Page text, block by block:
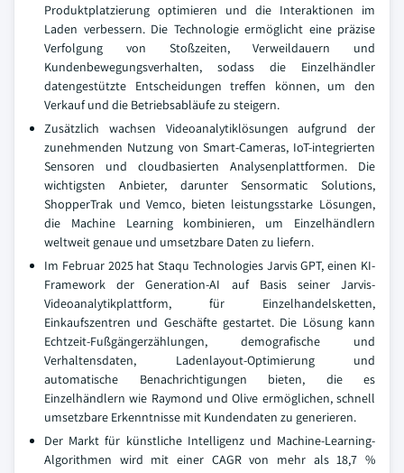
Produktplatzierung optimieren und die Interaktionen im
Laden verbessern. Die Technologie ermöglicht eine präzise
Verfolgung von Stoßzeiten, Verweildauern und
Kundenbewegungsverhalten, sodass die Einzelhändler
datengestützte Entscheidungen treffen können, um den
Verkauf und die Betriebsabläufe zu steigern.
Zusätzlich wachsen Videoanalytiklösungen aufgrund der
zunehmenden Nutzung von Smart-Cameras, IoT-integrierten
Sensoren und cloudbasierten Analysenplattformen. Die
wichtigsten Anbieter, darunter Sensormatic Solutions,
ShopperTrak und Vemco, bieten leistungsstarke Lösungen,
die Machine Learning kombinieren, um Einzelhändlern
weltweit genaue und umsetzbare Daten zu liefern.
Im Februar 2025 hat Staqu Technologies Jarvis GPT, einen KI-
Framework der Generation-AI auf Basis seiner Jarvis-
Videoanalytikplattform, für Einzelhandelsketten,
Einkaufszentren und Geschäfte gestartet. Die Lösung kann
Echtzeit-Fußgängerzählungen, demografische und
Verhaltensdaten, Ladenlayout-Optimierung und
automatische Benachrichtigungen bieten, die es
Einzelhändlern wie Raymond und Olive ermöglichen, schnell
umsetzbare Erkenntnisse mit Kundendaten zu generieren.
Der Markt für künstliche Intelligenz und Machine-Learning-
Algorithmen wird mit einer CAGR von mehr als 18,7 %